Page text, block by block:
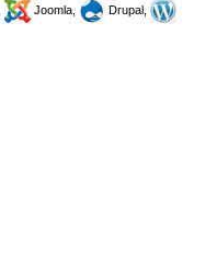
Joomla,
Drupal,